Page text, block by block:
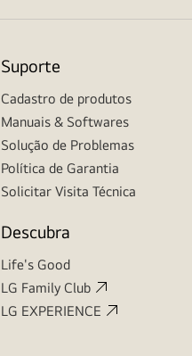
Suporte
Cadastro de produtos
Manuais & Softwares
Solução de Problemas
Política de Garantia
Solicitar Visita Técnica
Descubra
Life's Good
LG Family Club
LG EXPERIENCE